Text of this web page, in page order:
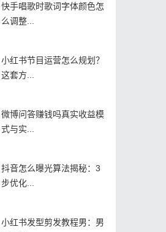
快手唱歌时歌词字体颜色怎
么调整...
小红书节目运营怎么规划？
这套方...
微博问答赚钱吗真实收益模
式与实...
抖音怎么曝光算法揭秘：3
步优化...
小红书发型剪发教程男：男